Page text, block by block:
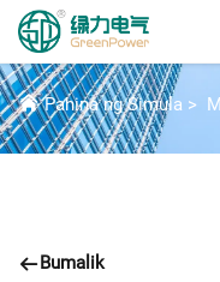
Mga Produkto
BALITA
Pahina ng Simula >
Bumalik